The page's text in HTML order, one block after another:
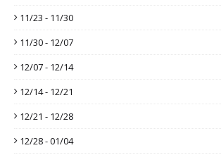
11/23 - 11/30
11/30 - 12/07
12/07 - 12/14
12/14 - 12/21
12/21 - 12/28
12/28 - 01/04